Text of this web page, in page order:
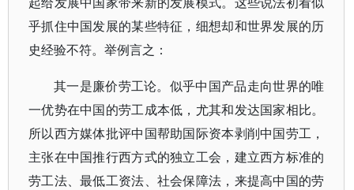
乎抓住中国发展的某些特征，细想却和世界发展的历
史经验不符。举例言之：
其一是廉价劳工论。似乎中国产品走向世界的唯
一优势在中国的劳工成本低，尤其和发达国家相比。
所以西方媒体批评中国帮助国际资本剥削中国劳工，
主张在中国推行西方式的独立工会，建立西方标准的
劳工法、最低工资法、社会保障法，来提高中国的劳